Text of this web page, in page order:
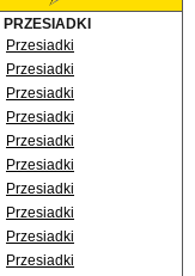
PRZESIADKI
Przesiadki
Przesiadki
Przesiadki
Przesiadki
Przesiadki
Przesiadki
Przesiadki
Przesiadki
Przesiadki
Przesiadki